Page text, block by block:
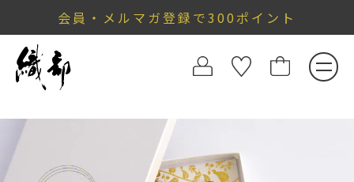
会員・メルマガ登録で300ポイント